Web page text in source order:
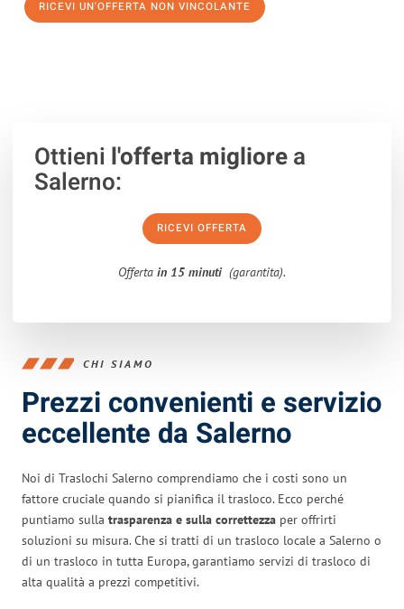
RICEVI UN'OFFERTA NON VINCOLANTE
Ottieni l'offerta migliorea
Salerno:
RICEVI OFFERTA
Offerta in 15 minuti (garantita).
CHI SIAMO
Prezzi convenienti e servizio
eccellente da Salerno
Noi di Traslochi Salerno comprendiamo che i costi sono un
fattore cruciale quando si pianifica il trasloco. Ecco perché
puntiamo sulla trasparenza e sulla correttezza per offrirti
soluzioni su misura. Che si tratti di un trasloco locale a Salerno o
di un trasloco in tutta Europa, garantiamo servizi di trasloco di
alta qualità a prezzi competitivi.